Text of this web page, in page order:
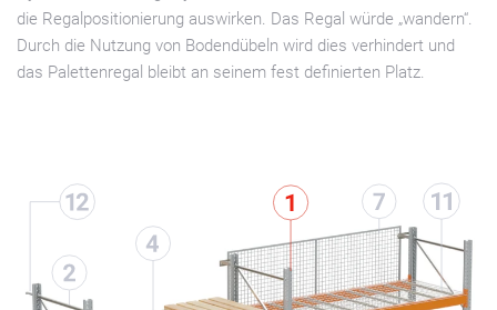
die Regalpositionierung auswirken. Das Regal würde „wandern“.
Durch die Nutzung von Bodendübeln wird dies verhindert und
das Palettenregal bleibt an seinem fest definierten Platz.